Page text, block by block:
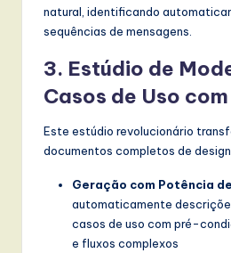
natural, identificando
sequências de mensagens.
3. Estúdio de
Casos de Uso
Este estúdio revolucionário
documentos completos de
Geração com Potência
automaticamente
casos de uso com pré-
e fluxos complexos